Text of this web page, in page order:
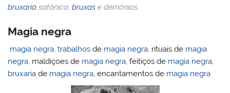
bruxaria satânica,bruxas e demónios,
Magia negra
magia negra ,trabalhos de magia negra , rituais de magia
negra , maldiçoes de magia negra , feitiços de magia negra
bruxaria de magia negra , encantamentos de magia negra